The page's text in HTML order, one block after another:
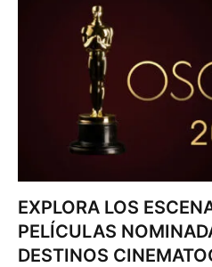
EXPLORA LOS
PELÍCULAS
DESTINOS